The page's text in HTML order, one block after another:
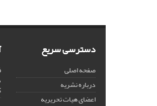
دسترسی سریع
صفحه اصلی
درباره نشریه
اعضای هیات تحریریه